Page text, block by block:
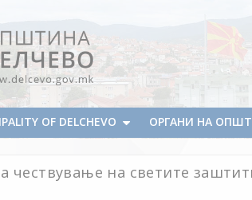
OF DELCHEVO ОРГАНИ НА
чествување на светите